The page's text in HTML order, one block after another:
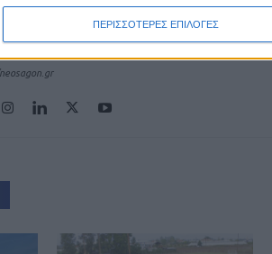
ΠΕΡΙΣΣΟΤΕΡΕΣ ΕΠΙΛΟΓΕΣ
Κατσάρας